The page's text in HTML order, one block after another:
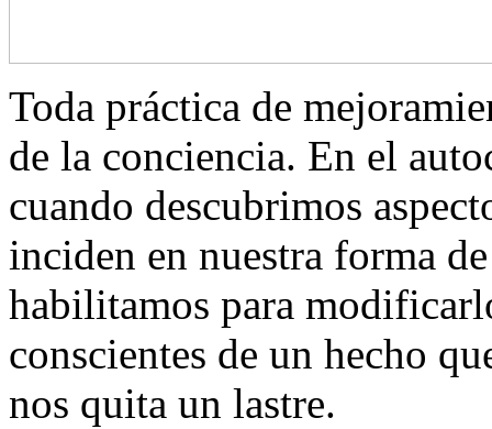
Toda práctica de
de la conciencia. En el
cuando descubrimos
inciden en nuestra forma
habilitamos para
conscientes de un hecho
nos quita un lastre.